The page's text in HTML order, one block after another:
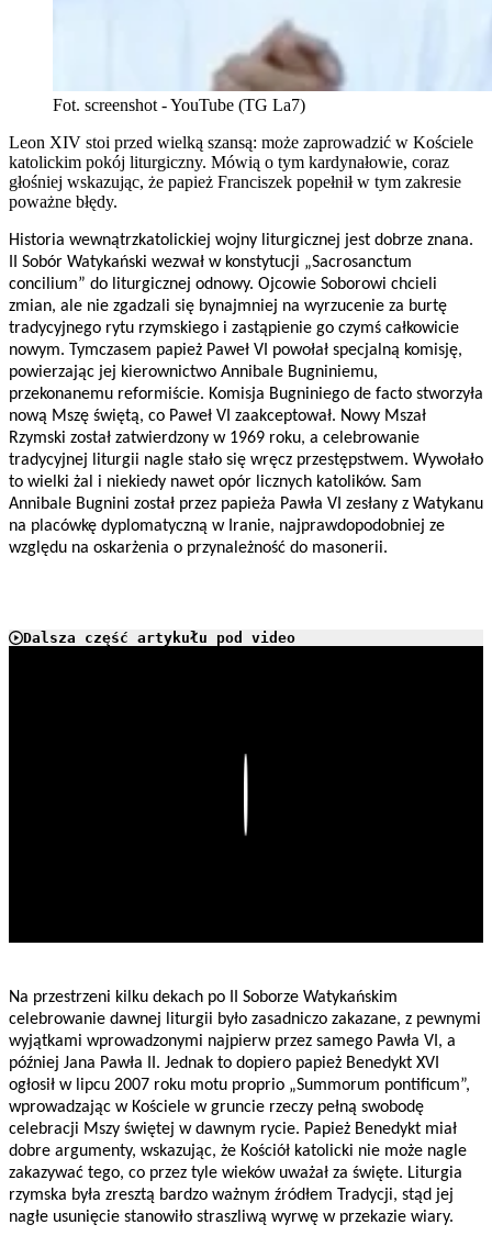
Fot. screenshot - YouTube (TG La7)
Leon XIV stoi przed wielką szansą: może zaprowadzić w Kościele
katolickim pokój liturgiczny. Mówią o tym kardynałowie, coraz
głośniej wskazując, że papież Franciszek popełnił w tym zakresie
poważne błędy.
Historia wewnątrzkatolickiej wojny liturgicznej jest dobrze znana.
II Sobór Watykański wezwał w konstytucji „Sacrosanctum
concilium” do liturgicznej odnowy. Ojcowie Soborowi chcieli
zmian, ale nie zgadzali się bynajmniej na wyrzucenie za burtę
tradycyjnego rytu rzymskiego i zastąpienie go czymś całkowicie
nowym. Tymczasem papież Paweł VI powołał specjalną komisję,
powierzając jej kierownictwo Annibale Bugniniemu,
przekonanemu reformiście. Komisja Bugniniego de facto stworzyła
nową Mszę świętą, co Paweł VI zaakceptował. Nowy Mszał
Rzymski został zatwierdzony w 1969 roku, a celebrowanie
tradycyjnej liturgii nagle stało się wręcz przestępstwem. Wywołało
to wielki żal i niekiedy nawet opór licznych katolików. Sam
Annibale Bugnini został przez papieża Pawła VI zesłany z Watykanu
na placówkę dyplomatyczną w Iranie, najprawdopodobniej ze
względu na oskarżenia o przynależność do masonerii.
Dalsza część artykułu pod video
Na przestrzeni kilku dekach po II Soborze Watykańskim
celebrowanie dawnej liturgii było zasadniczo zakazane, z pewnymi
wyjątkami wprowadzonymi najpierw przez samego Pawła VI, a
później Jana Pawła II. Jednak to dopiero papież Benedykt XVI
ogłosił w lipcu 2007 roku motu proprio „Summorum pontificum”,
wprowadzając w Kościele w gruncie rzeczy pełną swobodę
celebracji Mszy świętej w dawnym rycie. Papież Benedykt miał
dobre argumenty, wskazując, że Kościół katolicki nie może nagle
zakazywać tego, co przez tyle wieków uważał za święte. Liturgia
rzymska była zresztą bardzo ważnym źródłem Tradycji, stąd jej
nagłe usunięcie stanowiło straszliwą wyrwę w przekazie wiary.